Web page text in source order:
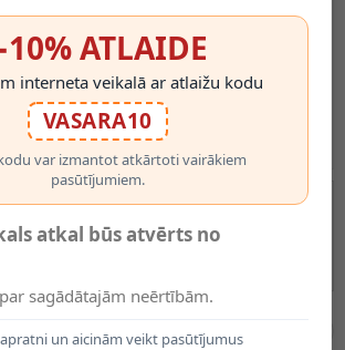
ATLAIDE
interneta veikalā ar atlaižu kodu
VASARA10
var izmantot atkārtoti vairākiem
pasūtījumiem.
atkal būs atvērts no
sagādātajām neērtībām.
un aicinām veikt pasūtījumus